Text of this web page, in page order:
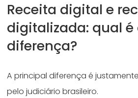
Receita digital e
digitalizada: qual é
diferença?
A principal diferença é
pelo judiciário brasileiro.